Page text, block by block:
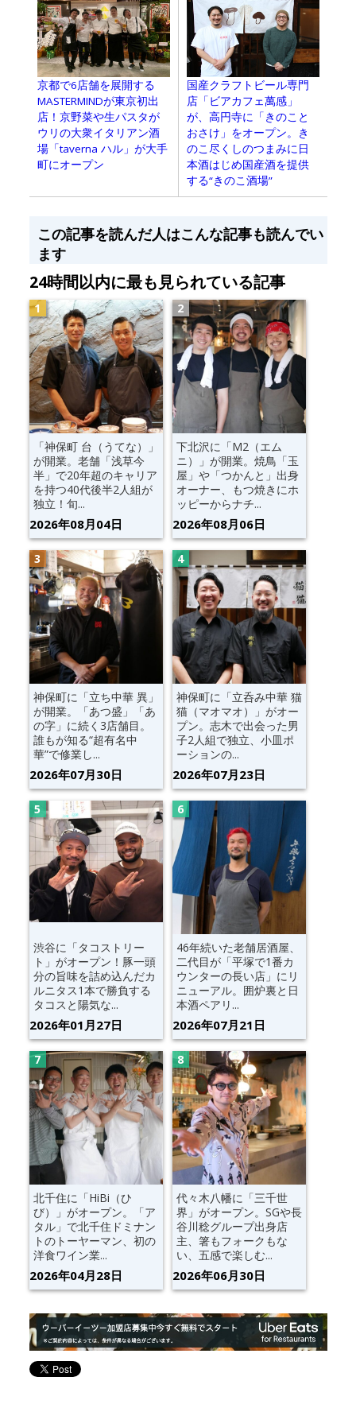
京都で6店舗を展開する
MASTERMINDが東京初出
店！京野菜や生パスタが
ウリの大衆イタリアン酒
場「taverna ハル」が大手
町にオープン
国産クラフトビール専門
店「ビアカフェ萬感」
が、高円寺に「きのこと
おさけ」をオープン。き
のこ尽くしのつまみに日
本酒はじめ国産酒を提供
する“きのこ酒場”
この記事を読んだ人はこんな記事も読んでい
ます
24時間以内に最も見られている記事
「神保町 台（うてな）」
が開業。老舗「浅草今
半」で20年超のキャリア
を持つ40代後半2人組が
独立！旬...
2026年08月04日
下北沢に「M2（エム
ニ）」が開業。焼鳥「玉
屋」や「つかんと」出身
オーナー、もつ焼きにホ
ッピーからナチ...
2026年08月06日
神保町に「立ち中華 異」
が開業。「あつ盛」「あ
の字」に続く3店舗目。
誰もが知る“超有名中
華”で修業し...
2026年07月30日
神保町に「立呑み中華 猫
猫（マオマオ）」がオー
プン。志木で出会った男
子2人組で独立、小皿ポ
ーションの...
2026年07月23日
渋谷に「タコストリー
ト」がオープン！豚一頭
分の旨味を詰め込んだカ
ルニタス1本で勝負する
タコスと陽気な...
2026年01月27日
46年続いた老舗居酒屋、
二代目が「平塚で1番カ
ウンターの長い店」にリ
ニューアル。囲炉裏と日
本酒ペアリ...
2026年07月21日
北千住に「HiBi（ひ
び）」がオープン。「ア
タル」で北千住ドミナン
トのトーヤーマン、初の
洋食ワイン業...
2026年04月28日
代々木八幡に「三千世
界」がオープン。SGや長
谷川稔グループ出身店
主、箸もフォークもな
い、五感で楽しむ...
2026年06月30日